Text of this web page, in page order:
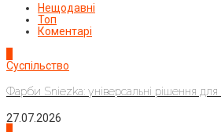
Нещодавні
Топ
Коментарі
Суспільство
Фарби Sniezka: універсальні рішення для
27.07.2026